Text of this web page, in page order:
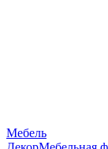
Мебель